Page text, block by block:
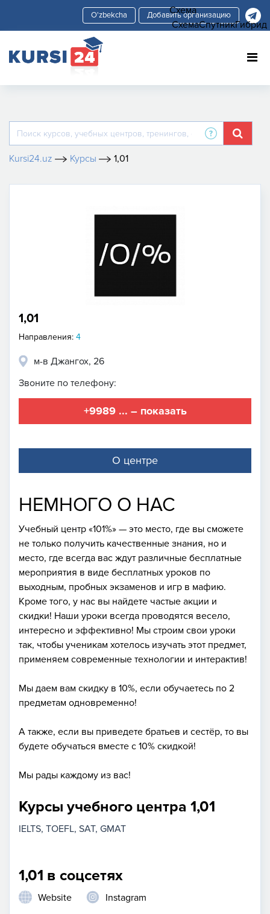
Добавить организацию
Kursi24.uz Курсы 1,01
1,01
Направления: 4
м-в Джангох, 26
Звоните по телефону:
+9989 ... – показать
О центре
НЕМНОГО О НАС
Учебный центр «101%» — это место, где вы сможете
не только получить качественные знания, но и
место, где всегда вас ждут различные бесплатные
мероприятия в виде бесплатных уроков по
выходным, пробных экзаменов и игр в мафию.
Кроме того, у нас вы найдете частые акции и
скидки! Наши уроки всегда проводятся весело,
интересно и эффективно! Мы строим свои уроки
так, чтобы ученикам хотелось изучать этот предмет,
применяем современные технологии и интерактив!
Мы даем вам скидку в 10%, если обучаетесь по 2
предметам одновременно!
А также, если вы приведете братьев и сестёр, то вы
будете обучаться вместе с 10% скидкой!
Мы рады каждому из вас!
Курсы учебного центра 1,01
IELTS TOEFL SAT GMAT
1,01 в соцсетях
Website Instagram
Схема
СхемаСпутникГибрид